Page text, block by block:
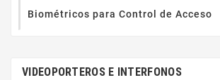
Biométricos para Control de Acceso
VIDEOPORTEROS E INTERFONOS